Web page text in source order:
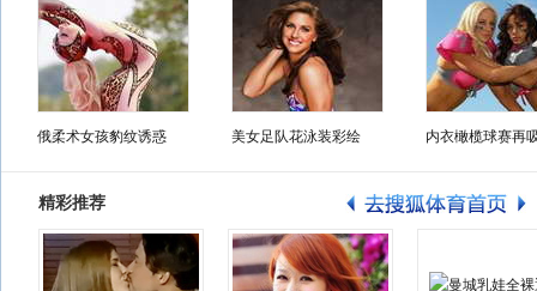
俄柔术女孩豹纹诱惑 美女足队花泳装彩绘 内衣橄榄球赛再
精彩推荐